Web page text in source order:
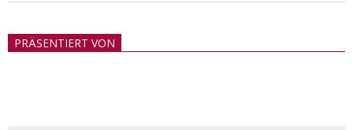
21PRÄSENTIERT VON